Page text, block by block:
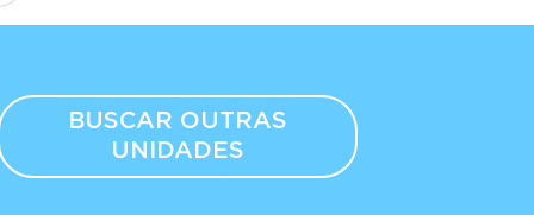
BUSCAR OUTRAS
UNIDADES